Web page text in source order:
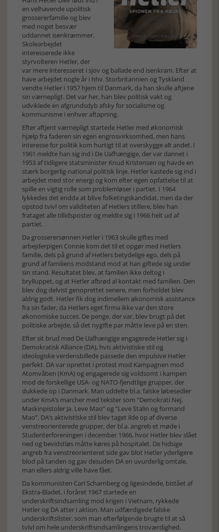
en velhavende upolitisk
grossererfamilie og blev
med noget besvær
uddannet isenkræmmer.
Skolearbejdet
interesserede ikke
styrvolteren Hetler, der
var mere interesseret i sjov og ballade end isenkram. Efter at
have arbejdet nogle år i hhv. Storbritannien og Tyskland
vendte Hetler i 1957 hjem til Danmark, da han skulle aftjene
sin værnepligt. Det var her, han blev politisk vakt og
udviklede en afgrundsdyb afsky for socialisme og
kommunisme i enhver aftapning.
Efter aftjent værnepligt startede Hetler med økonomisk
hjælp fra faderen sin egen engrosvirksomhed, men hans
interesse for politik kom hurtigt til at overskygge alt andet. I
1961 meldte han sig ind i De Uafhængige, der var dannet i
1953 af tidligere statsminister Knud Kristensen og havde en
stærk borgerlig-national politisk linje. Hetler kastede sig ind i
arbejdet med stor energi og kom efter egen opfattelse til at
spille en vigtig rolle som problemløser i partiet. I 1964
lykkedes det endda at blive folketingskandidat, men da der
opstod tvivl om validiteten af Hetlers stillere, blev han
frataget alle tillidsposter og meldte sig i 1966 helt ud af
partiet.
Da grosserersønnen Hetler i 1963 skulle giftes med
arbejderpigen Connie kom det til et opgør med Hetlers
familie, dels på grund af Hetlers betydelige ego, dels på
grund af familiens modstand mod at han giftede sig under
sin stand. Resultatet blev, at familien ikke deltog i
brylluppet, og at Hetler afbrød al kontakt med familien. Den
blev dog delvist genoprettet senere, men forholdet blev
aldrig godt. Hetler fik dog indimellem økonomisk assistance
fra sin fader, da Hetlers eget firma ikke var den store
økonomiske succes. De penge, der var, blev brugt på det
politiske arbejde, så det nygifte par måtte leve på en sten.
Efter sit brud med De Uafhængige engagerede Hetler sig i
Demokratisk Alliance (DA), hvis aktivistiske stil og
ideologiske verdensbillede passede den impulsive Hetler
perfekt. DA var oprettet i protest mod Kampagnen mod
Atomvåben (KmA) og engagerede sig voldsomt i kampen
mod de forskellige USA- og NATO-fjendtlige grupper, der
dukkede op i Danmark. Man uddelte bl.a. falske løbesedler
under KmA’s marcher med tekster som ”Demokrati Nej.
Maskinpistoler Ja. Leve Mao” og ”Leve Stalin og formand
Mao”. DA’s aktivistiske stil blev taget ilde op af diverse
venstreorienterede grupper, der bl.a. angreb et møde i
Studenterforeningen i december 1966, hvor Hetler blev slået
ned og bevidstløs måtte køres på hospitalet. De hidsige
angreb fra venstreorienteret side gav blot Hetler yderligere
blod på tanden og gav desuden DA en uvurderlig omtale,
man ellers aldrig ville have fået.
Da kommunisten Carl Scharnberg og ligesindede, bistået af
Ekstra-Bladet, i foråret 1967 startede en
underskriftsindsamling mod krigen i Vietnam, rykkede
Hetler og DA atter i aktion. Man udfærdigede falske
underskriftslister, som man efterfølgende brugte til at så
tvivl om hele underskriftsindsamlingens troværdighed.